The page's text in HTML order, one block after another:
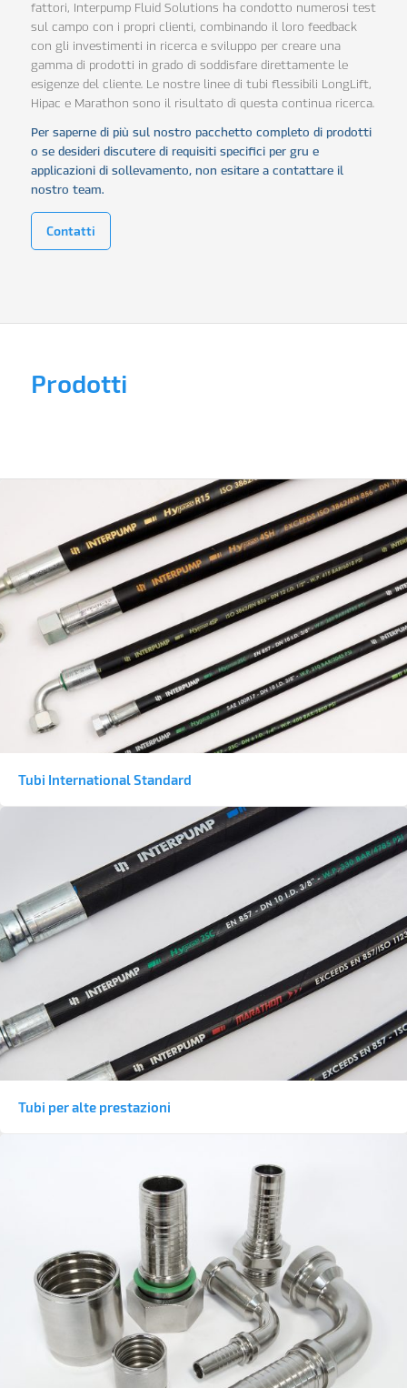
fattori, Interpump Fluid Solutions ha condotto numerosi test
sul campo con i propri clienti, combinando il loro feedback
con gli investimenti in ricerca e sviluppo per creare una
gamma di prodotti in grado di soddisfare direttamente le
esigenze del cliente. Le nostre linee di tubi flessibili LongLift,
Hipac e Marathon sono il risultato di questa continua ricerca.
Per saperne di più sul nostro pacchetto completo di prodotti
o se desideri discutere di requisiti specifici per gru e
applicazioni di sollevamento, non esitare a contattare il
nostro team.
Contatti
Prodotti
Tubi International Standard
Tubi per alte prestazioni